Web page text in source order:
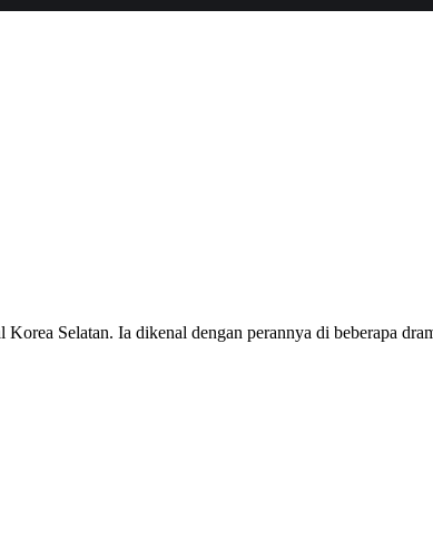
Selatan. Ia dikenal dengan perannya di beberapa